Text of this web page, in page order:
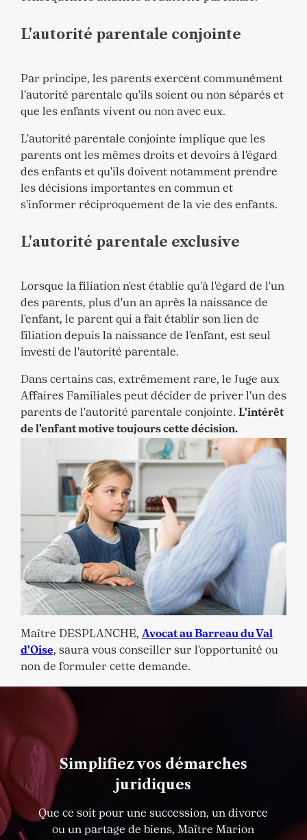
L'autorité parentale conjointe
Par principe, les parents exercent communément
l'autorité parentale qu'ils soient ou non séparés et
que les enfants vivent ou non avec eux.
L'autorité parentale conjointe implique que les
parents ont les mêmes droits et devoirs à l'égard
des enfants et qu'ils doivent notamment prendre
les décisions importantes en commun et
s'informer réciproquement de la vie des enfants.
L'autorité parentale exclusive
Lorsque la filiation n'est établie qu'à l'égard de l'un
des parents, plus d'un an après la naissance de
l'enfant, le parent qui a fait établir son lien de
filiation depuis la naissance de l'enfant, est seul
investi de l'autorité parentale.
Dans certains cas, extrêmement rare, le Juge aux
Affaires Familiales peut décider de priver l'un des
parents de l'autorité parentale conjointe. L'intérêt
de l'enfant motive toujours cette décision.
Maître DESPLANCHE, Avocat au Barreau du Val
d'Oise, saura vous conseiller sur l'opportunité ou
non de formuler cette demande.
Simplifiez vos démarches
juridiques
Que ce soit pour une succession, un divorce
ou un partage de biens, Maître Marion